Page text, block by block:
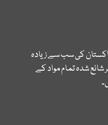
کی سب سے زیادہ
شدہ تمام مواد کے